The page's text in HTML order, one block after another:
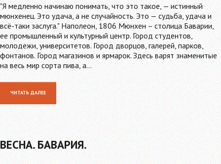
"Я медленно начинаю понимать, что это такое, — истинный
мюнхенец. Это удача, а не случайность. Это — судьба, удача и
всё-таки заслуга." Наполеон, 1806 Мюнхен – столица Баварии,
ее промышленный и культурный центр. Город студентов,
молодежи, университетов. Город дворцов, галерей, парков,
фонтанов. Город магазинов и ярмарок. Здесь варят знаменитые
на весь мир сорта пива, а…
ЧИТАТЬ ДАЛЕЕ
ВЕСНА. БАВАРИЯ.